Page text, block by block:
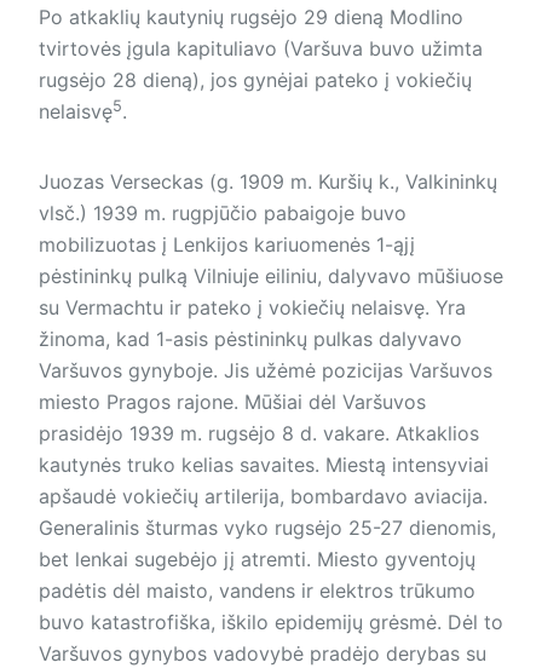
Po atkaklių kautynių rugsėjo 29 dieną Modlino
tvirtovės įgula kapituliavo (Varšuva buvo užimta
rugsėjo 28 dieną), jos gynėjai pateko į vokiečių
nelaisvę5.
Juozas Verseckas (g. 1909 m. Kuršių k., Valkininkų
vlsč.) 1939 m. rugpjūčio pabaigoje buvo
mobilizuotas į Lenkijos kariuomenės 1-ąjį
pėstininkų pulką Vilniuje eiliniu, dalyvavo mūšiuose
su Vermachtu ir pateko į vokiečių nelaisvę. Yra
žinoma, kad 1-asis pėstininkų pulkas dalyvavo
Varšuvos gynyboje. Jis užėmė pozicijas Varšuvos
miesto Pragos rajone. Mūšiai dėl Varšuvos
prasidėjo 1939 m. rugsėjo 8 d. vakare. Atkaklios
kautynės truko kelias savaites. Miestą intensyviai
apšaudė vokiečių artilerija, bombardavo aviacija.
Generalinis šturmas vyko rugsėjo 25-27 dienomis,
bet lenkai sugebėjo jį atremti. Miesto gyventojų
padėtis dėl maisto, vandens ir elektros trūkumo
buvo katastrofiška, iškilo epidemijų grėsmė. Dėl to
Varšuvos gynybos vadovybė pradėjo derybas su